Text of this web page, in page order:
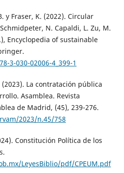
y Fraser, K. (2022). Circular
N. Capaldi, L. Zu, M.
Encyclopedia of sustainable
3-030-02006-4_399-1
La contratación pública
Asamblea. Revista
de Madrid, (45), 239-276.
2023/n.45/758
Constitución Política de los
LeyesBiblio/pdf/CPEUM.pdf